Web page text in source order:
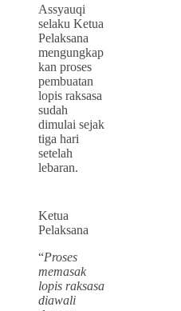
Assyauqi
selaku Ketua
Pelaksana
mengungkap
kan proses
pembuatan
lopis raksasa
sudah
dimulai sejak
tiga hari
setelah
lebaran.
Ketua
Pelaksana
“Proses
memasak
lopis raksasa
diawali